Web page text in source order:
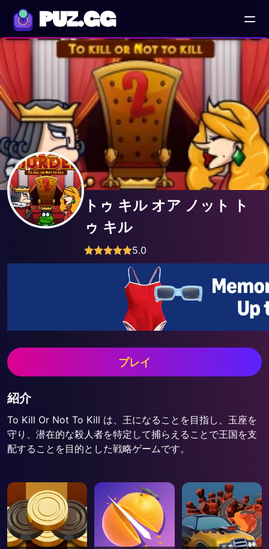
PUZ.GG
トゥ キル オア ノット ト
ゥ キル
5.0
プレイ
紹介
To Kill Or Not To Kill は、王になることを目指し、玉座を
守り、潜在的な殺人者を特定して捕らえることで王国を支
配することを目的とした戦略ゲームです。